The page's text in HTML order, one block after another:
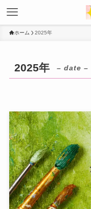
ホーム 2025年
2025年 – date –